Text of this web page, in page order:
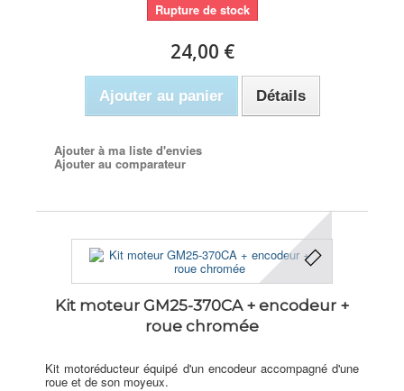
Rupture de stock
24,00 €
Ajouter au panier Détails
Ajouter à ma liste d'envies
Ajouter au comparateur
Kit moteur GM25-370CA + encodeur +
roue chromée
Kit motoréducteur équipé d'un encodeur accompagné d'une
roue et de son moyeux.